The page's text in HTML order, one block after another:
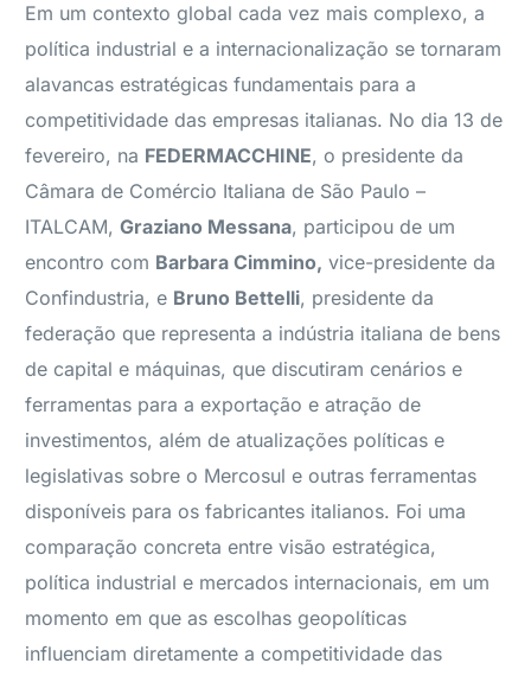
Em um contexto global cada vez mais complexo, a
política industrial e a internacionalização se tornaram
alavancas estratégicas fundamentais para a
competitividade das empresas italianas. No dia 13 de
fevereiro, na FEDERMACCHINE, o presidente da
Câmara de Comércio Italiana de São Paulo –
ITALCAM,Graziano Messana, participou de um
encontro com Barbara Cimmino, vice-presidente da
Confindustria, e Bruno Bettelli, presidente da
federação que representa a indústria italiana de bens
de capital e máquinas, que discutiram cenários e
ferramentas para a exportação e atração de
investimentos, além de atualizações políticas e
legislativas sobre o Mercosul e outras ferramentas
disponíveis para os fabricantes italianos. Foi uma
comparação concreta entre visão estratégica,
política industrial e mercados internacionais, em um
momento em que as escolhas geopolíticas
influenciam diretamente a competitividade das